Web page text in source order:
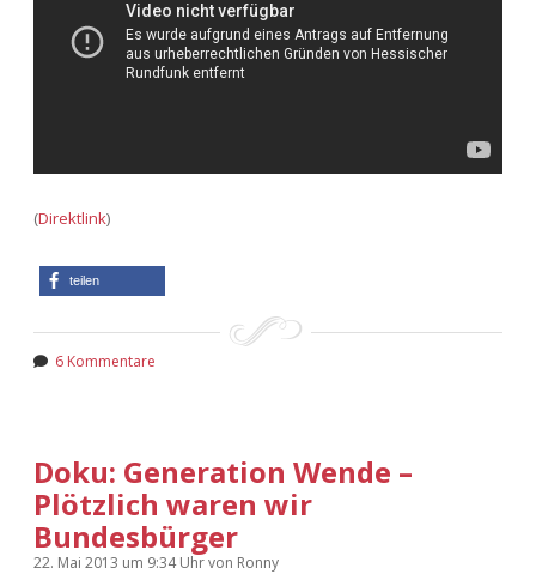
(Direktlink)
teilen
6 Kommentare
Doku: Generation Wende –
Plötzlich waren wir
Bundesbürger
22. Mai 2013 um 9:34 Uhrvon Ronny